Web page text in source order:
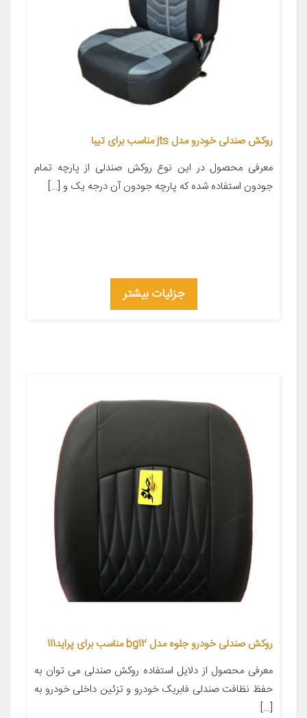
روکش صندلی خودرو مدل jts مناسب برای تیبا
معرفی محصول در این نوع روکش صندلی از پارچه تمام
جودون استفاده شده که پارچه جودون آن درجه یک و […]
جزئیات بیشتر
روکش صندلی خودرو جلوه مدل bg12 مناسب برای پراید111
معرفی محصول از دلایل استفاده روکش صندلی می توان به
حفظ نظافت صندلی فابریک خودرو و تزئین داخلی خودرو به
[…]